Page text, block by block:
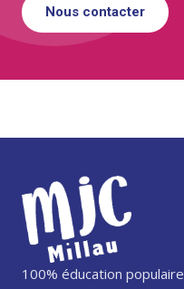
Nous contacter
100% éducation populaire